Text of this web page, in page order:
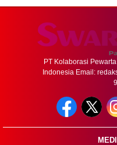
PT Kolaborasi
Indonesia Email: